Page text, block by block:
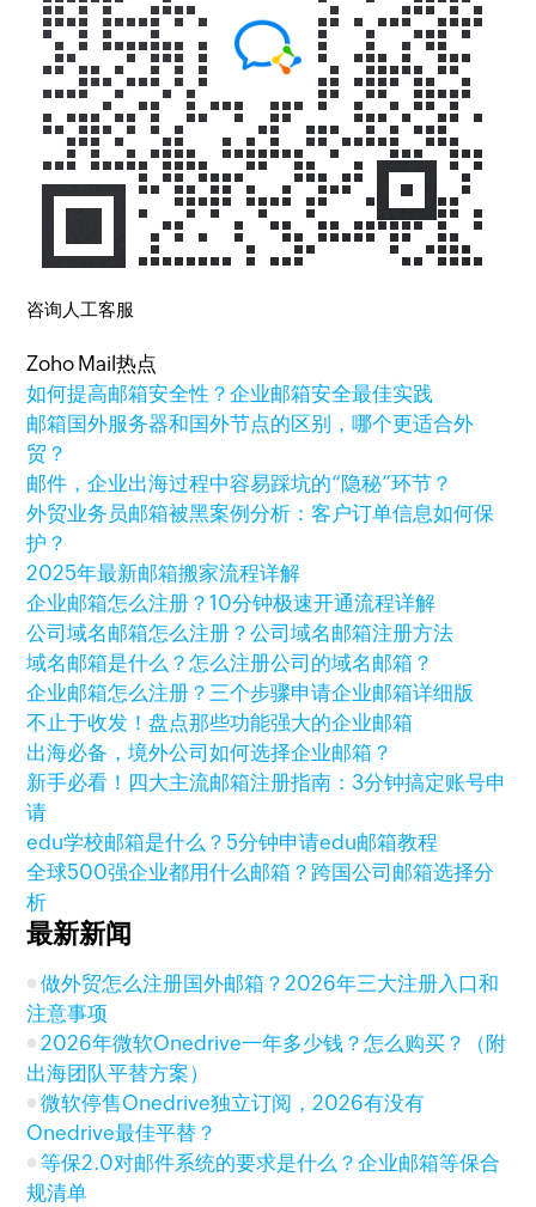
咨询人工客服
Zoho Mail热点
如何提高邮箱安全性？企业邮箱安全最佳实践
邮箱国外服务器和国外节点的区别，哪个更适合外
贸？
邮件，企业出海过程中容易踩坑的“隐秘”环节？
外贸业务员邮箱被黑案例分析：客户订单信息如何保
护？
2025年最新邮箱搬家流程详解
企业邮箱怎么注册？10分钟极速开通流程详解
公司域名邮箱怎么注册？公司域名邮箱注册方法
域名邮箱是什么？怎么注册公司的域名邮箱？
企业邮箱怎么注册？三个步骤申请企业邮箱详细版
不止于收发！盘点那些功能强大的企业邮箱
出海必备，境外公司如何选择企业邮箱？
新手必看！四大主流邮箱注册指南：3分钟搞定账号申
请
edu学校邮箱是什么？5分钟申请edu邮箱教程
全球500强企业都用什么邮箱？跨国公司邮箱选择分
析
最新新闻
做外贸怎么注册国外邮箱？2026年三大注册入口和
注意事项
2026年微软Onedrive一年多少钱？怎么购买？（附
出海团队平替方案）
微软停售Onedrive独立订阅，2026有没有
Onedrive最佳平替？
等保2.0对邮件系统的要求是什么？企业邮箱等保合
规清单